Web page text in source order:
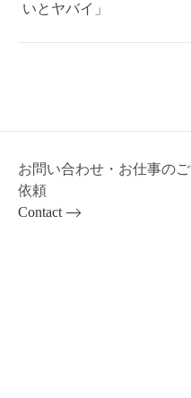
いとヤバイ」
お問い合わせ・お仕事のご
依頼
Contact